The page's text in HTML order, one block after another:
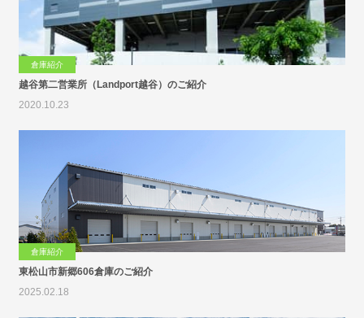
倉庫紹介
越谷第二営業所（Landport越谷）のご紹介
2020.10.23
倉庫紹介
東松山市新郷606倉庫のご紹介
2025.02.18